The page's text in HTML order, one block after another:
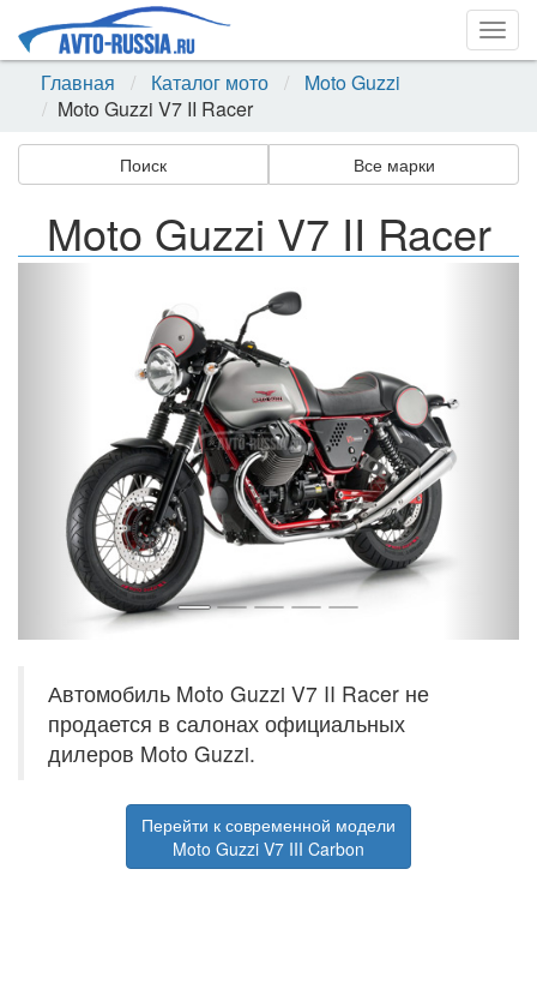
Главная
Каталог мото
Moto Guzzi
Moto Guzzi V7 II Racer
Поиск Все марки
Moto Guzzi V7 II Racer
Автомобиль Moto Guzzi V7 II Racer не
продается в салонах официальных
дилеров Moto Guzzi.
Перейти к современной модели
Moto Guzzi V7 III Carbon